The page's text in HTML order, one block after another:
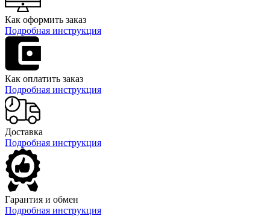
Как оформить заказ
Подробная инструкция
Как оплатить заказ
Подробная инструкция
Доставка
Подробная инструкция
Гарантия и обмен
Подробная инструкция